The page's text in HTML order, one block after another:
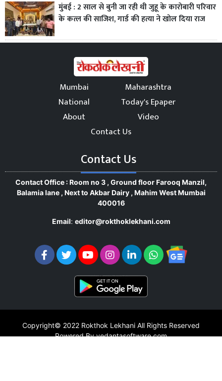
मुंबई : 2 साल से बुनी जा रही थी जुहू के कारोबारी परिवार
के कत्ल की साजिश, गार्ड की हत्या ने खोल दिया राज
Mumbai
Maharashtra
National
Today's Epaper
About
Video
Contact Us
Contact Us
Contact Office : Room no 3 , Ground floor Farooq Manzil,
Balamia lane , Next to Akbar Dairy , Mahim West Mumbai
400016
Email: editor@rokthoklekhani.com
Copyright© 2022 Rokthok Lekhani All Rights Reserved
Powered By vedantasoftware.com